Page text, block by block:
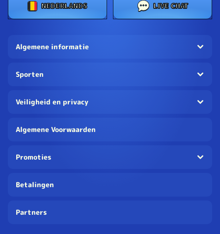
NEDERLANDS LIVE CHAT
Algemene informatie
Sporten
Veiligheid en privacy
Algemene Voorwaarden
Promoties
Betalingen
Partners